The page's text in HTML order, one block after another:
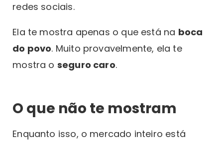
redes sociais.
Ela te mostra apenas o que está na boca
do povo. Muito provavelmente, ela te
mostra o seguro caro.
O que não te mostram
Enquanto isso, o mercado inteiro está